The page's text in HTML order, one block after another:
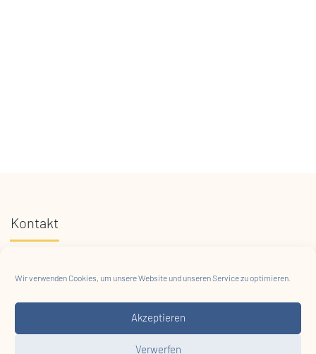
Wir verwenden Cookies, um unsere Website und unseren Service zu optimieren.
Akzeptieren
Verwerfen
Kontakt
E-Mail:info@habs-hessen.de
Folge uns